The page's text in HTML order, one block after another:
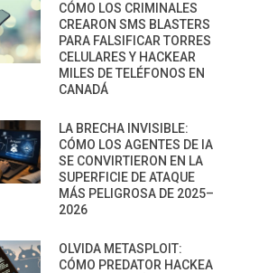
CÓMO LOS CRIMINALES
CREARON SMS BLASTERS
PARA FALSIFICAR TORRES
CELULARES Y HACKEAR
MILES DE TELÉFONOS EN
CANADÁ
LA BRECHA INVISIBLE:
CÓMO LOS AGENTES DE IA
SE CONVIRTIERON EN LA
SUPERFICIE DE ATAQUE
MÁS PELIGROSA DE 2025–
2026
OLVIDA METASPLOIT:
CÓMO PREDATOR HACKEA